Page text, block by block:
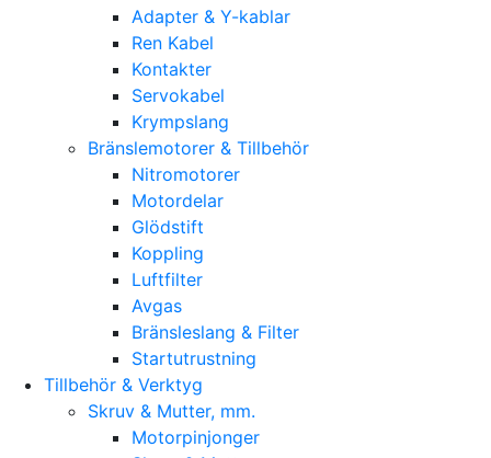
Adapter & Y-kablar
Ren Kabel
Kontakter
Servokabel
Krympslang
Bränslemotorer & Tillbehör
Nitromotorer
Motordelar
Glödstift
Koppling
Luftfilter
Avgas
Bränsleslang & Filter
Startutrustning
Tillbehör & Verktyg
Skruv & Mutter, mm.
Motorpinjonger